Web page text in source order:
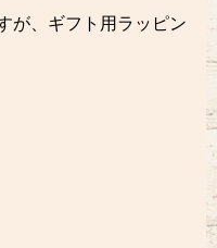
が、ギフト用ラッピン